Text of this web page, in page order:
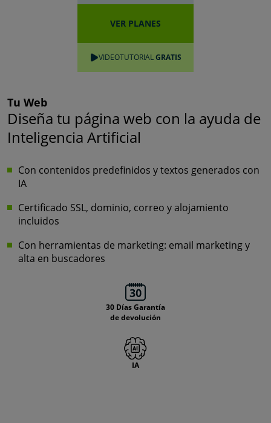
VER PLANES
VIDEOTUTORIALGRATIS
Tu Web
Diseña tu página web con la ayuda de
Inteligencia Artificial
Con contenidos predefinidos y textos generados con
IA
Certificado SSL, dominio, correo y alojamiento
incluidos
Con herramientas de marketing: email marketing y
alta en buscadores
30 Días Garantía
de devolución
IA